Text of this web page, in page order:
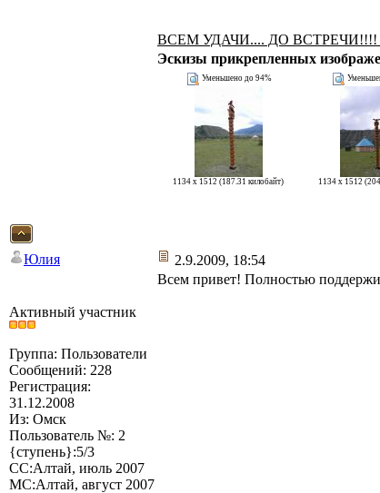
ВСЕМ УДАЧИ.... ДО ВСТРЕЧИ!!!!
Эскизы прикрепленных
Уменьшено до 94%
1134 x 1512 (187.31 килобайт) 1134 x 1512
Юлия 2.9.2009, 18:54
Активный участник
Группа: Пользователи
Сообщений: 228
Регистрация:
31.12.2008
Из: Омск
Пользователь №: 2
{ступень}:5/3
СС:Алтай, июль 2007
МС:Алтай, август 2007
Всем привет! Полностью